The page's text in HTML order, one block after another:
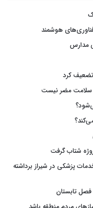
هوشمند
کرد
سلامت مضر نیست
پزشکی در شیراز برداشته
تابستان